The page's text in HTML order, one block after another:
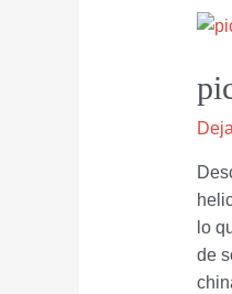
lo
de